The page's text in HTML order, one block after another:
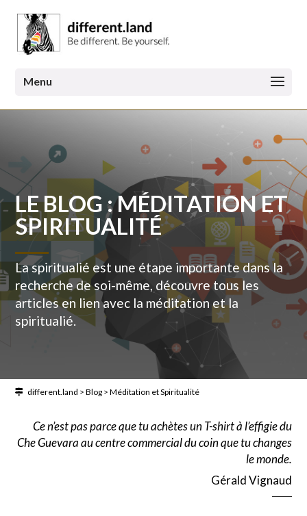
LE BLOG : MÉDITATION ET
SPIRITUALITÉ
La spiritualié est une étape importante dans la
recherche de soi-même, découvre tous les
articles en lien avec la méditation et la
spiritualié.
different.land >Blog >Méditation et Spiritualité
Ce n’est pas parce que tu achètes un T-shirt à l’effigie du
Che Guevara au centre commercial du coin que tu changes
le monde.
Gérald Vignaud